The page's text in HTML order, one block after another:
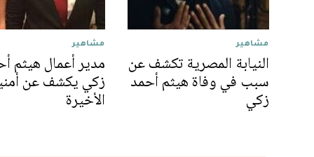
مشاهير
النيابة المصرية تكشف عن
سبب في وفاة هيثم أحمد
زكي
مشاهير
مدير أعمال هيثم
زكي يكشف عن
الأخيرة